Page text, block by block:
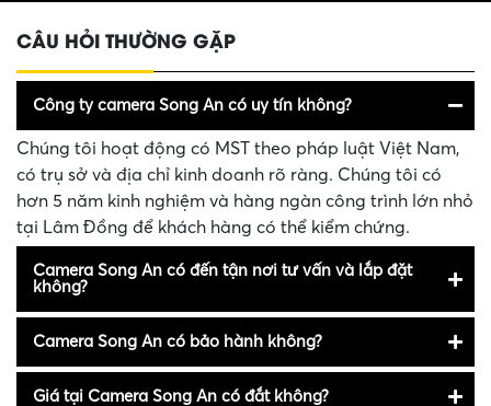
CÂU HỎI THƯỜNG GẶP
Công ty camera Song An có uy tín không?
Chúng tôi hoạt động có MST theo pháp luật Việt Nam,
có trụ sở và địa chỉ kinh doanh rõ ràng. Chúng tôi có
hơn 5 năm kinh nghiệm và hàng ngàn công trình lớn nhỏ
tại Lâm Đồng để khách hàng có thể kiểm chứng.
Camera Song An có đến tận nơi tư vấn và lắp đặt
không?
Camera Song An có bảo hành không?
Giá tại Camera Song An có đắt không?